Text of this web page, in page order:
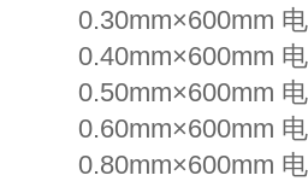
0.30mm×600mm
0.40mm×600mm
0.50mm×600mm
0.60mm×600mm
0.80mm×600mm